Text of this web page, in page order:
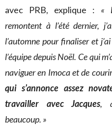
avec PRB, explique : «
remontent à l’été dernier,
l’automne pour finaliser et
l’équipe depuis Noël. Ce qui
naviguer en Imoca et de
qui s’annonce assez
travailler avec Jacques,
beaucoup. »